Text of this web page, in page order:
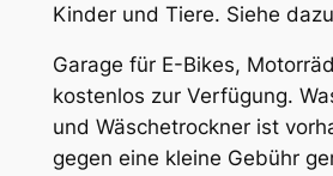
Kinder und Tiere. Siehe
Garage für E-Bikes,
kostenlos zur Verfügung.
und Wäschetrockner ist
gegen eine kleine Gebühr